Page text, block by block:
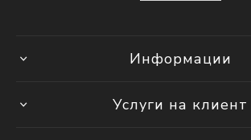
Информации
Услуги на клиент